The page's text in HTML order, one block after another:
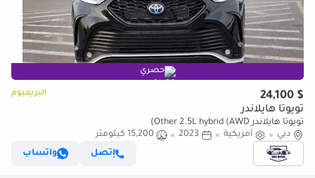
حصري
$ 24,100 البريميوم
تويوتا هايلاندر
تويوتا هايلاندر Other 2.5L hybrid (AWD)
دبي
أمريكية 2023
15,200 كيلومتر
إتصل
واتساب